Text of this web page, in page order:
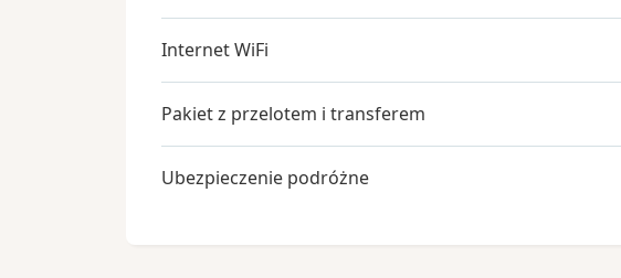
Internet WiFi
Pakiet z przelotem i transferem
Ubezpieczenie podróżne